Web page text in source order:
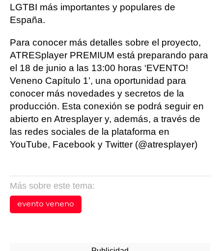
LGTBI más importantes y populares de
España.
Para conocer más detalles sobre el proyecto,
ATRESplayer PREMIUM está preparando para
el 18 de junio a las 13:00 horas ‘EVENTO!
Veneno Capítulo 1’, una oportunidad para
conocer más novedades y secretos de la
producción. Esta conexión se podrá seguir en
abierto en Atresplayer y, además, a través de
las redes sociales de la plataforma en
YouTube, Facebook y Twitter (@atresplayer)
Más sobre este tema:
evento veneno